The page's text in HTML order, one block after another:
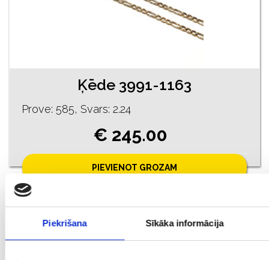
Piekrišana Sīkāka informācija
Ķēde 3991-1163
Prove: 585, Svars: 2.24
€ 245.00
PIEVIENOT GROZAM